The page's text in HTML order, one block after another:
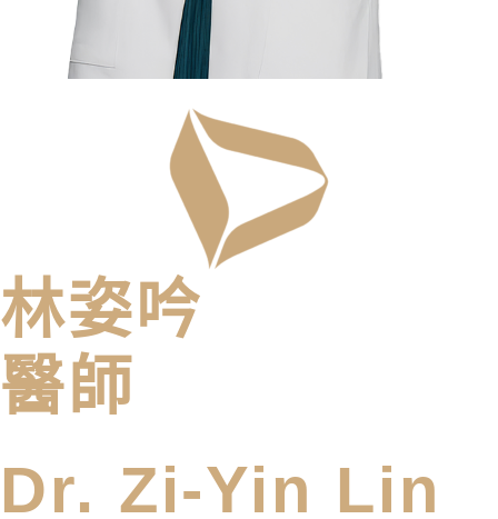
林姿吟
醫師
Dr. Zi-Yin Lin